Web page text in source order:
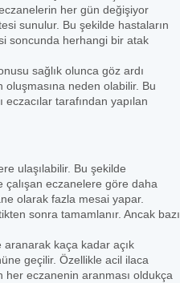
her gün değişiyor
sunulur. Bu şekilde hastaların
soncunda herhangi bir atak
sağlık olunca göz ardı
neden olabilir. Bu
tarafından yapılan
ulaşılabilir. Bu şekilde
eczanelere göre daha
olarak fazla mesai yapar.
sonra tamamlanır. Ancak bazı
aranarak kaça kadar açık
geçilir. Özellikle acil ilaca
her eczanenin aranması oldukça